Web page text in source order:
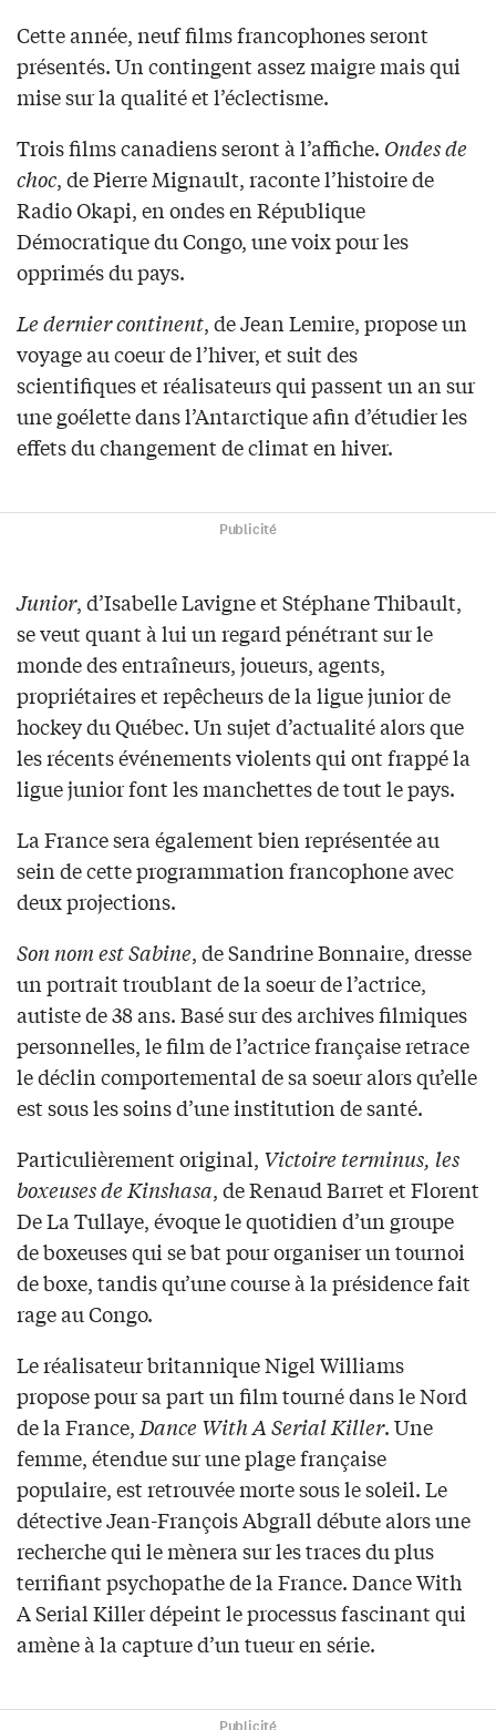
Cette année, neuf films francophones seront
présentés. Un contingent assez maigre mais qui
mise sur la qualité et l’éclectisme.
Trois films canadiens seront à l’affiche. Ondes de
choc, de Pierre Mignault, raconte l’histoire de
Radio Okapi, en ondes en République
Démocratique du Congo, une voix pour les
opprimés du pays.
Le dernier continent, de Jean Lemire, propose un
voyage au coeur de l’hiver, et suit des
scientifiques et réalisateurs qui passent un an sur
une goélette dans l’Antarctique afin d’étudier les
effets du changement de climat en hiver.
Publicité
Junior, d’Isabelle Lavigne et Stéphane Thibault,
se veut quant à lui un regard pénétrant sur le
monde des entraîneurs, joueurs, agents,
propriétaires et repêcheurs de la ligue junior de
hockey du Québec. Un sujet d’actualité alors que
les récents événements violents qui ont frappé la
ligue junior font les manchettes de tout le pays.
La France sera également bien représentée au
sein de cette programmation francophone avec
deux projections.
Son nom est Sabine, de Sandrine Bonnaire, dresse
un portrait troublant de la soeur de l’actrice,
autiste de 38 ans. Basé sur des archives filmiques
personnelles, le film de l’actrice française retrace
le déclin comportemental de sa soeur alors qu’elle
est sous les soins d’une institution de santé.
Particulièrement original, Victoire terminus, les
boxeuses de Kinshasa, de Renaud Barret et Florent
De La Tullaye, évoque le quotidien d’un groupe
de boxeuses qui se bat pour organiser un tournoi
de boxe, tandis qu’une course à la présidence fait
rage au Congo.
Le réalisateur britannique Nigel Williams
propose pour sa part un film tourné dans le Nord
de la France,Dance With A Serial Killer. Une
femme, étendue sur une plage française
populaire, est retrouvée morte sous le soleil. Le
détective Jean-François Abgrall débute alors une
recherche qui le mènera sur les traces du plus
terrifiant psychopathe de la France. Dance With
A Serial Killer dépeint le processus fascinant qui
amène à la capture d’un tueur en série.